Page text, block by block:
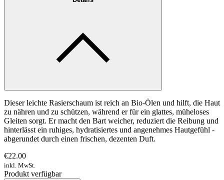
Dieser leichte Rasierschaum ist reich an Bio-Ölen und hilft, die Haut
zu nähren und zu schützen, während er für ein glattes, müheloses
Gleiten sorgt. Er macht den Bart weicher, reduziert die Reibung und
hinterlässt ein ruhiges, hydratisiertes und angenehmes Hautgefühl -
abgerundet durch einen frischen, dezenten Duft.
€22.00
inkl. MwSt.
Produkt verfügbar